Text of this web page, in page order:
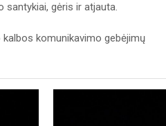
santykiai, gėris ir atjauta.
komunikavimo gebėjimų